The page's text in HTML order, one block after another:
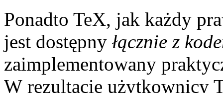
Ponadto TeX, jak każdy
jest dostępny łącznie z
zaimplementowany
W rezultacie użytkownicy